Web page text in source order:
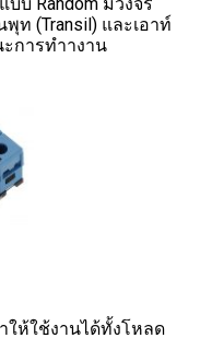
ท (Transil) และเอาท์
ะการทำางาน
ให้ใช้งานได้ทั้งโหลด